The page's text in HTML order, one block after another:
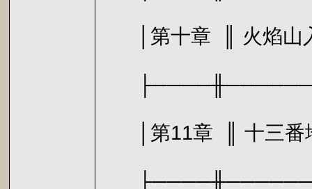
│第十章 ║
│第11章 ║ 十三番